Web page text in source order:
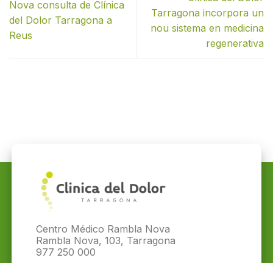
Nova consulta de Clínica
del Dolor Tarragona a
Reus
Tarragona incorpora un
nou sistema en medicina
regenerativa
Centro Médico Rambla Nova
Rambla Nova, 103, Tarragona
977 250 000